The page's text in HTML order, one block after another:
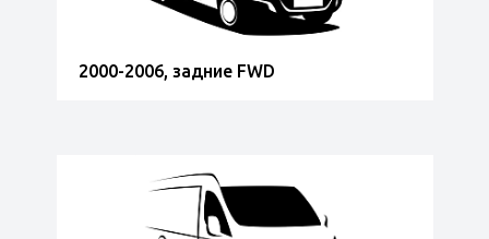
2000-2006, задние FWD